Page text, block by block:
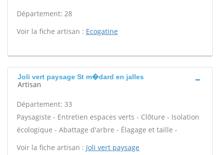
Département: 28
Voir la fiche artisan : Ecogatine
Joli vert paysage St m�dard en jalles
Artisan
Département: 33
Paysagiste - Entretien espaces verts - Clôture - Isolation
écologique - Abattage d'arbre - Élagage et taille -
Voir la fiche artisan : Joli vert paysage